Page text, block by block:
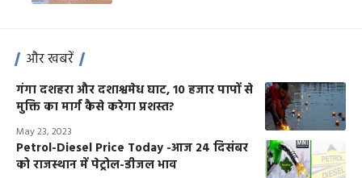
और खबरें
गंगा दशहरा और दशाश्वमेध घाट, 10 हजार पापों से
मुक्ति का मार्ग कैसे करेगा प्रशस्त?
May 23, 2023
Petrol-Diesel Price Today -आज 24 दिसंबर
को राजस्थान में पेट्रोल-डीजल भाव